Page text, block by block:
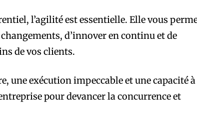
l’agilité est essentielle. Elle vous
d’innover en continu et de
de vos clients.
une exécution impeccable et une capacité à
pour devancer la concurrence et